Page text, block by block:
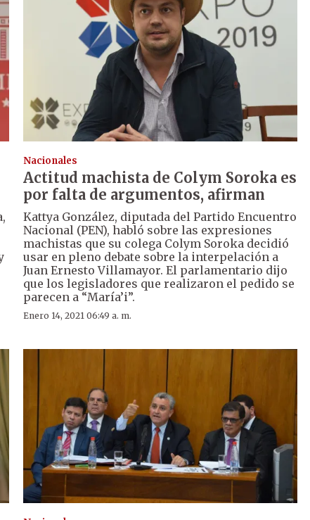
Nacionales
Actitud machista de Colym Soroka es
por falta de argumentos, afirman
Kattya González, diputada del Partido Encuentro
Nacional (PEN), habló sobre las expresiones
machistas que su colega Colym Soroka decidió
usar en pleno debate sobre la interpelación a
Juan Ernesto Villamayor. El parlamentario dijo
que los legisladores que realizaron el pedido se
parecen a “María’i”.
Enero 14, 2021 06:49 a. m.